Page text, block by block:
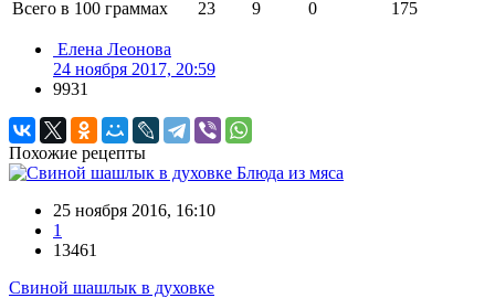
Всего в 100 граммах
23 9 0 175
Елена Леонова
24 ноября 2017, 20:59
9931
Похожие рецепты
Блюда из мяса
25 ноября 2016, 16:10
1
13461
Свиной шашлык в духовке